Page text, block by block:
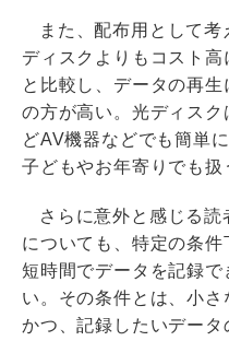
また、配布用として
ディスクよりもコスト
と比較し、データの再
の方が高い。光ディス
どAV機器などでも簡単
子どもやお年寄りでも扱
さらに意外と感じる
についても、特定の条
短時間でデータを記録
い。その条件とは、小さ
かつ、記録したいデー